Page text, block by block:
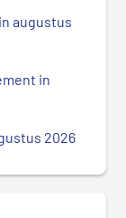
augustus
in
2026